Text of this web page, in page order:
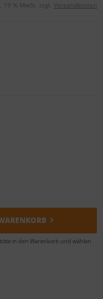
19 % MwSt. zzgl. Versandkosten
in den Warenkorb und wählen